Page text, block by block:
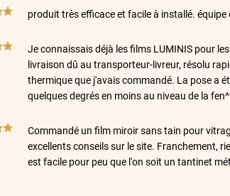
*****produit très efficace et facile à installé.
*****Je connaissais déjà les films LUMINIS pour
livraison dû au transporteur-livreur, résolu
thermique que j'avais commandé. La pose a
quelques degrés en moins au niveau de la
*****Commandé un film miroir sans tain pour
excellents conseils sur le site. Franchement,
est facile pour peu que l'on soit un tantinet